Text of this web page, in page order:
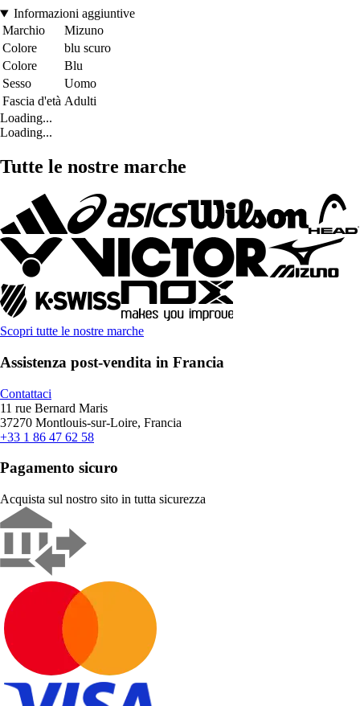
Informazioni aggiuntive
Marchio
Mizuno
Colore
blu scuro
Colore
Blu
Sesso
Uomo
Fascia d'età Adulti
Loading...
Loading...
Tutte le nostre marche
Scopri tutte le nostre marche
Assistenza post-vendita in Francia
Contattaci
11 rue Bernard Maris
37270 Montlouis-sur-Loire, Francia
+33 1 86 47 62 58
Pagamento sicuro
Acquista sul nostro sito in tutta sicurezza